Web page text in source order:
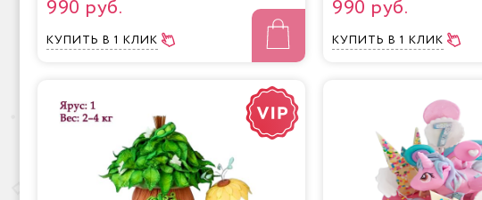
990 руб.
КУПИТЬ В 1 КЛИК
990 руб.
КУПИТЬ В 1 КЛИК